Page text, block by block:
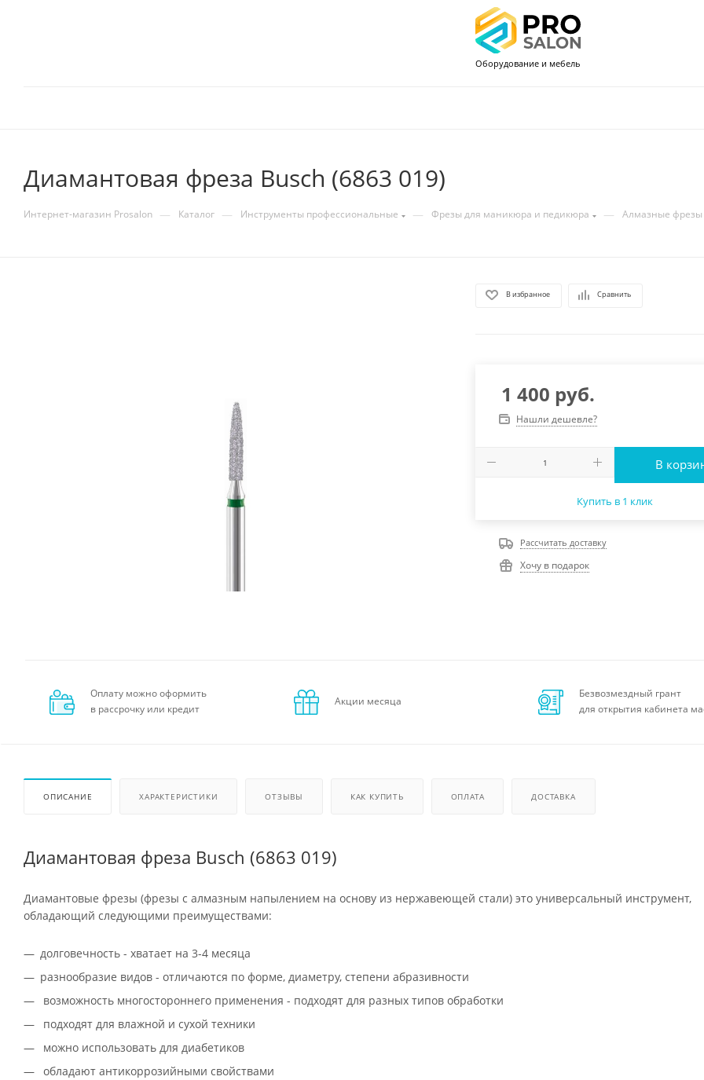
Оборудование и мебель
Диамантовая фреза Busch (6863 019)
Интернет-магазин Prosalon — Каталог — Инструменты профессиональные — Фрезы для маникюра и педикюра — Алмазные фрезы
В избранное Сравнить
1 400 руб.
Нашли дешевле?
В
Купить в 1 клик
Рассчитать доставку
Хочу в подарок
Оплату можно оформить
в рассрочку или кредит
Акции месяца
Безвозмездный грант
для открытия кабинета
ОПИСАНИЕ ХАРАКТЕРИСТИКИ ОТЗЫВЫ КАК КУПИТЬ ОПЛАТА ДОСТАВКА
Диамантовая фреза Busch (6863 019)
Диамантовые фрезы (фрезы с алмазным напылением на основу из нержавеющей стали) это универсальный инструмент,
обладающий следующими преимуществами:
долговечность - хватает на 3-4 месяца
разнообразие видов - отличаются по форме, диаметру, степени абразивности
возможность многостороннего применения - подходят для разных типов обработки
подходят для влажной и сухой техники
можно использовать для диабетиков
обладают антикоррозийными свойствами